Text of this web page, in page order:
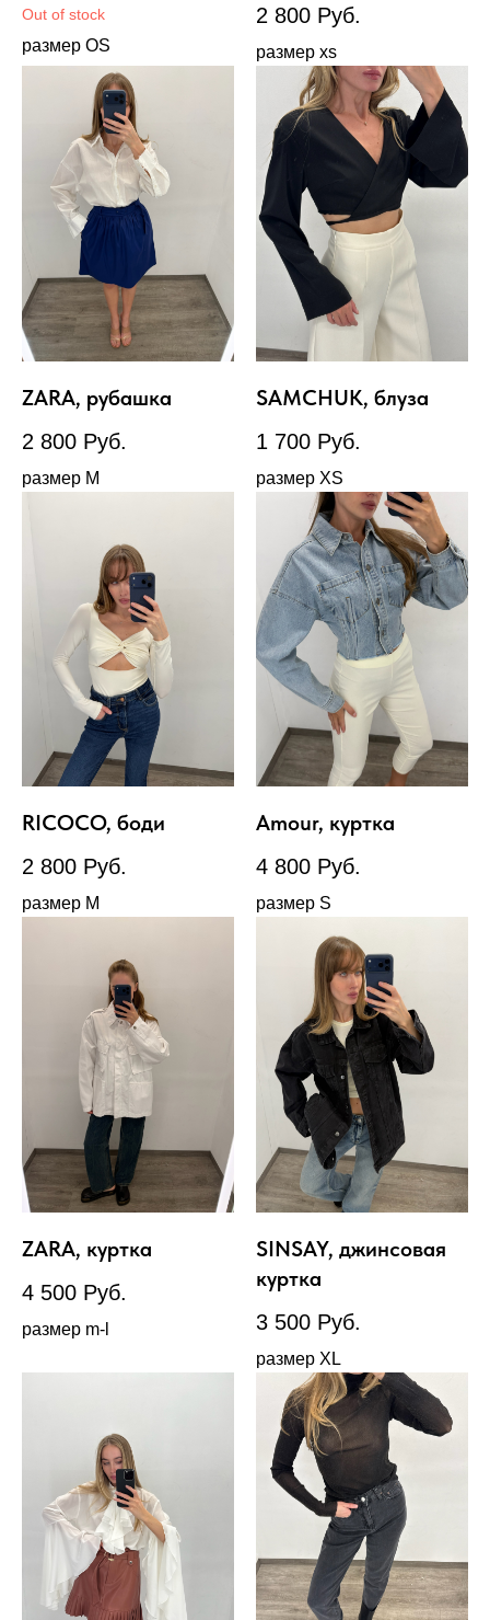
Out of stock
размер OS
2 800 Руб.
размер xs
ZARA, рубашка
2 800 Руб.
размер М
SAMCHUK, блуза
1 700 Руб.
размер XS
RICOCO, боди
2 800 Руб.
размер М
Amour, куртка
4 800 Руб.
размер S
ZARA, куртка
4 500 Руб.
размер m-l
SINSAY, джинсовая
куртка
3 500 Руб.
размер XL